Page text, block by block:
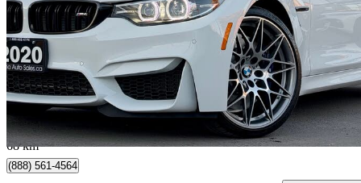
Coupe RWD11 008 km
71 777 $ Affaire
1 259 $/mois env.
Scarborough, ON
68 km
(888) 561-4564